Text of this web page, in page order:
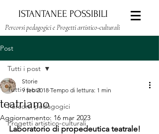
ISTANTANEE POSSIBILI
Percorsi pedagogici e Progetti artistico-culturali
Post
Tutti i post
Percorsi pedagogici
Progetti artistico-culturali
Tutti i post
teatriamo
Storie
9 feb 2018 Tempo di lettura: 1 min
Aggiornamento: 16 mar 2023
Laboratorio di propedeutica teatrale!